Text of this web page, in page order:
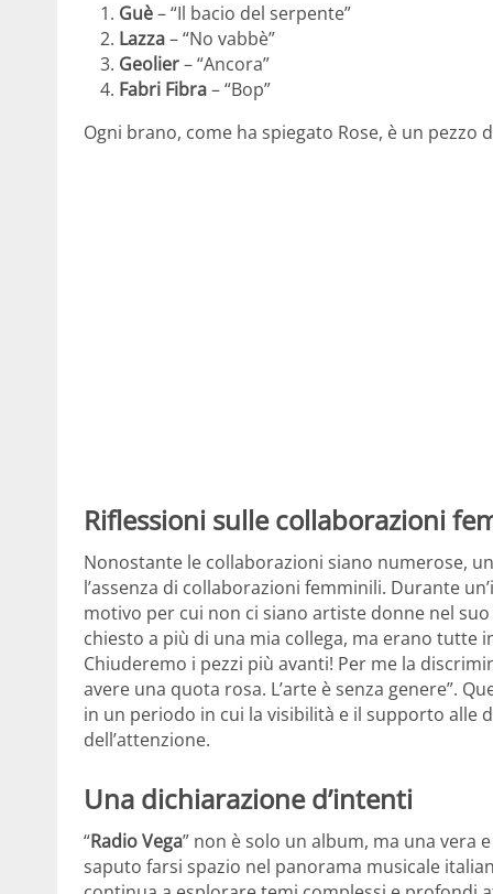
Guè– “Il bacio del serpente”
Lazza– “No vabbè”
Geolier– “Ancora”
Fabri Fibra– “Bop”
Ogni brano, come ha spiegato Rose, è un
Riflessioni sulle collaborazioni
Nonostante le collaborazioni siano numerose,
l’assenza di collaborazioni femminili. Durante
motivo per cui non ci siano artiste donne nel
chiesto a più di una mia collega, ma erano
Chiuderemo i pezzi più avanti! Per me la
avere una quota rosa. L’arte è senza genere”.
in un periodo in cui la visibilità e il supporto alle
dell’attenzione.
Una dichiarazione d’intenti
“Radio Vega” non è solo un album, ma una vera
saputo farsi spazio nel panorama musicale